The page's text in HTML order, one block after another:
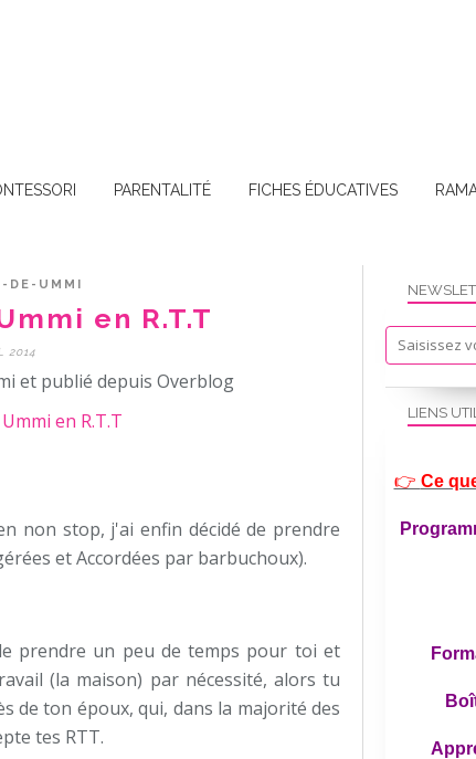
PARENTALITÉ FICHES ÉDUCATIVES
DE-UMMI
en R.T.T
2014
et publié depuis Overblog
non stop, j'ai enfin décidé de prendre
et Accordées par barbuchoux).
prendre un peu de temps pour toi et
(la maison) par nécessité, alors tu
de ton époux, qui, dans la majorité des
tes RTT.
LIENS
👉 Ce